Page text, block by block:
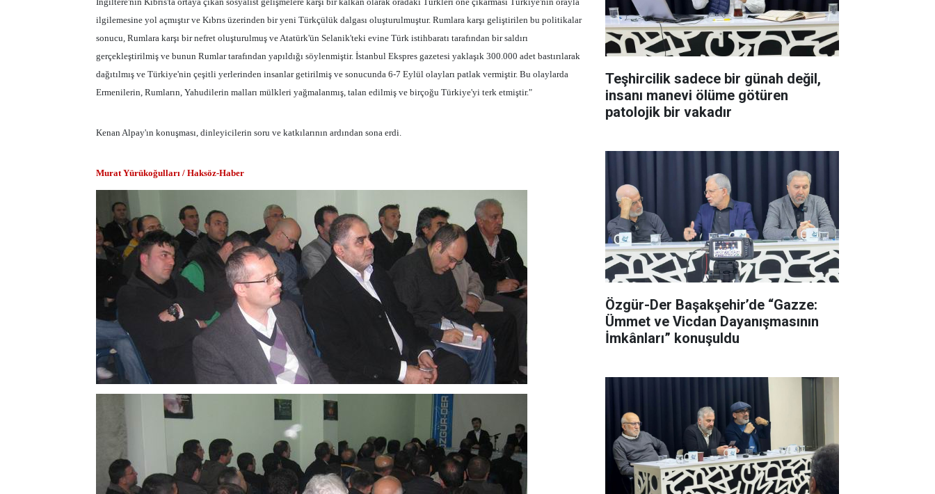
ilgilemesine yol açmıştır ve Kıbrıs üzerinden bir yeni Türkçülük dalgası oluşturulmuştur. Rumlara karşı geliştirilen bu politikalar
sonucu, Rumlara karşı bir nefret oluşturulmuş ve Atatürk'ün Selanik'teki evine Türk istihbaratı tarafından bir saldırı
gerçekleştirilmiş ve bunun Rumlar tarafından yapıldığı söylenmiştir. İstanbul Ekspres gazetesi yaklaşık 300.000 adet bastırılarak
dağıtılmış ve Türkiye'nin çeşitli yerlerinden insanlar getirilmiş ve sonucunda 6-7 Eylül olayları patlak vermiştir. Bu olaylarda
Ermenilerin, Rumların, Yahudilerin malları mülkleri yağmalanmış, talan edilmiş ve birçoğu Türkiye'yi terk etmiştir."
Kenan Alpay'ın konuşması, dinleyicilerin soru ve katkılarının ardından sona erdi.
Murat Yürükoğulları / Haksöz-Haber
Teşhircilik sadece bir günah değil,
insanı manevi ölüme götüren
patolojik bir vakadır
Özgür-Der Başakşehir’de “Gazze:
Ümmet ve Vicdan Dayanışmasının
İmkânları” konuşuldu